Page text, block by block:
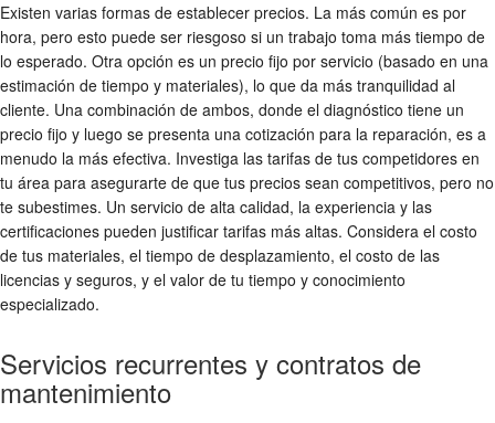
Existen varias formas de establecer precios. La más común es por
hora, pero esto puede ser riesgoso si un trabajo toma más tiempo de
lo esperado. Otra opción es un precio fijo por servicio (basado en una
estimación de tiempo y materiales), lo que da más tranquilidad al
cliente. Una combinación de ambos, donde el diagnóstico tiene un
precio fijo y luego se presenta una cotización para la reparación, es a
menudo la más efectiva. Investiga las tarifas de tus competidores en
tu área para asegurarte de que tus precios sean competitivos, pero no
te subestimes. Un servicio de alta calidad, la experiencia y las
certificaciones pueden justificar tarifas más altas. Considera el costo
de tus materiales, el tiempo de desplazamiento, el costo de las
licencias y seguros, y el valor de tu tiempo y conocimiento
especializado.
Servicios recurrentes y contratos de
mantenimiento